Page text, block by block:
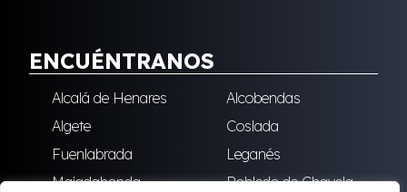
ENCUÉNTRANOS
Alcalá de Henares
Alcobendas
Algete
Coslada
Fuenlabrada
Leganés
Majadahonda
Robledo de Chavela